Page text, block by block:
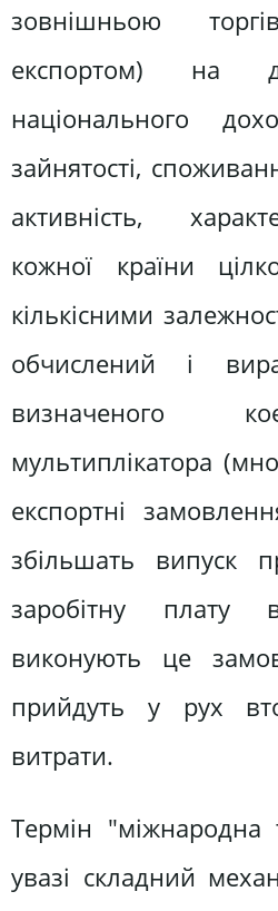
зовнішньою
експортом) на
національного
зайнятості,
активність,
кожної країни
кількісними
обчислений і
визначеного
мультиплікатора
експортні
збільшать випуск
заробітну
виконують це
прийдуть у рух
витрати.
Термін "міжнародна
увазі складний